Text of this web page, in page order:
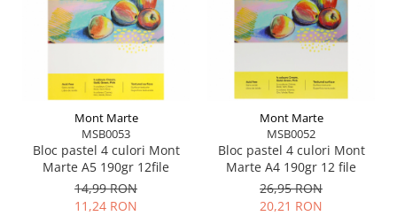
Mont Marte
MSB0053
Bloc pastel 4 culori Mont
Marte A5 190gr 12file
14,99 RON
11,24 RON
Mont Marte
MSB0052
Bloc pastel 4 culori Mont
Marte A4 190gr 12 file
26,95 RON
20,21 RON